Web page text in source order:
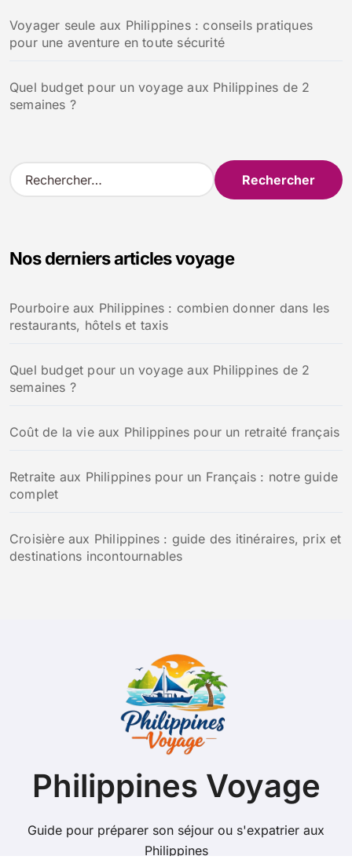
Voyager seule aux Philippines : conseils pratiques
pour une aventure en toute sécurité
Quel budget pour un voyage aux Philippines de 2
semaines ?
R
e
r
e
r
Nos derniers articles voyage
Pourboire aux Philippines : combien donner dans les
restaurants, hôtels et taxis
Quel budget pour un voyage aux Philippines de 2
semaines ?
Coût de la vie aux Philippines pour un retraité français
Retraite aux Philippines pour un Français : notre guide
complet
Croisière aux Philippines : guide des itinéraires, prix et
destinations incontournables
Philippines Voyage
Guide pour préparer son séjour ou s'expatrier aux
Philippines